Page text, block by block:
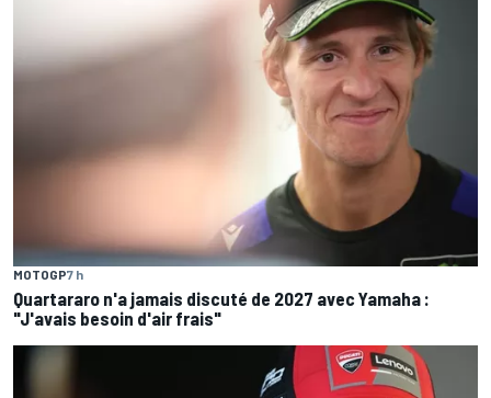
MOTOGP7 h
Quartararo n'a jamais discuté de 2027 avec Yamaha :
"J'avais besoin d'air frais"